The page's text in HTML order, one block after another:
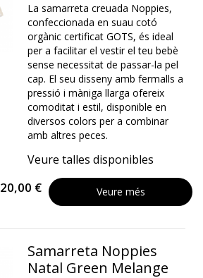
La samarreta creuada Noppies,
confeccionada en suau cotó
orgànic certificat GOTS, és ideal
per a facilitar el vestir el teu bebè
sense necessitat de passar-la pel
cap. El seu disseny amb fermalls a
pressió i màniga llarga ofereix
comoditat i estil, disponible en
diversos colors per a combinar
amb altres peces.
Veure talles disponibles
20,00 € Veure més
Samarreta Noppies
Natal Green Melange